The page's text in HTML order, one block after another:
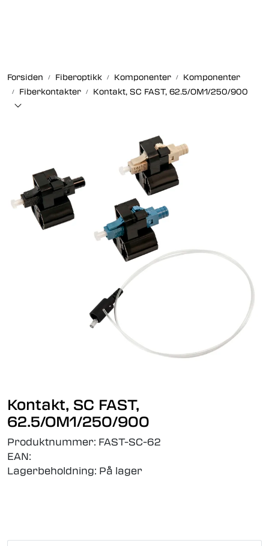
Forsiden Fiberoptikk Komponenter
Komponenter
Fiberkontakter
Kontakt, SC FAST, 62.5/OM1/250/900
Kontakt, SC FAST,
62.5/OM1/250/900
Produktnummer: FAST-SC-62
EAN:
Lagerbeholdning: På lager
Strukturert kabling
Kunnskapssenter
Nyheter